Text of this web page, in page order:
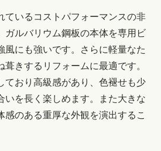
ているコストパフォーマンスの非
ガルバリウム鋼板の本体を専用ビ
風にも強いです。さらに軽量なた
きするリフォームに最適です。
ており高級感があり、色褪せも少
いを長く楽しめます。また大きな
感のある重厚な外観を演出するこ